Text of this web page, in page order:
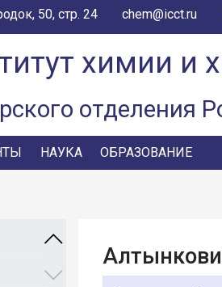
50, стр. 24 chem@icct.ru
химии и
отделения
НАУКА ОБРАЗОВАНИЕ